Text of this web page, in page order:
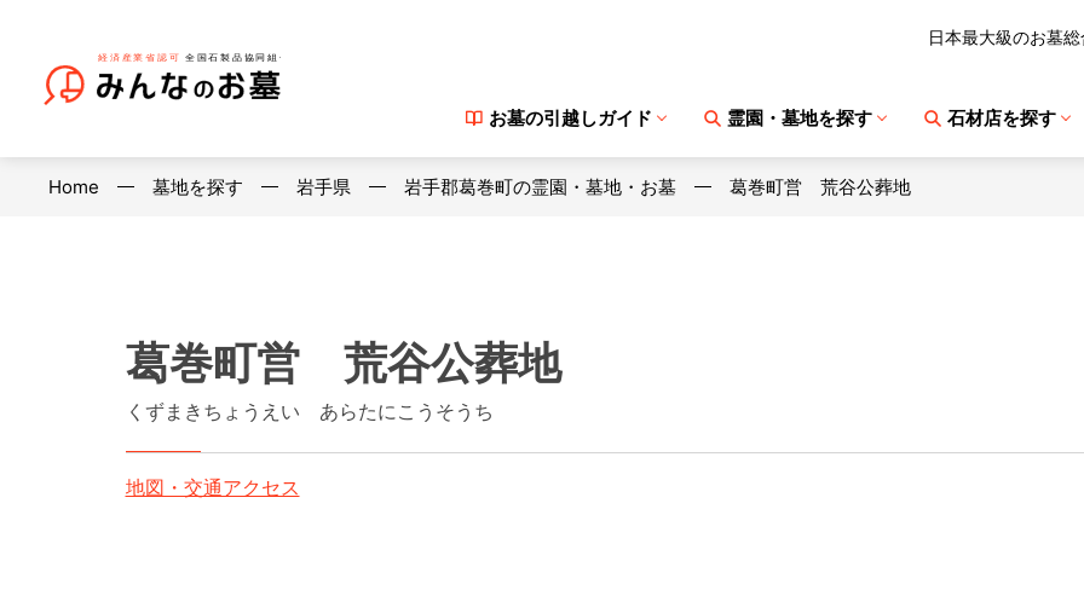
日本最大級のお墓
お墓の引越しガイド 霊園・墓地を探す 石材店を探す
Home 墓地を探す 岩手県 岩手郡葛巻町の霊園・墓地・お墓 葛巻町営 荒谷公葬地
葛巻町営 荒谷公葬地
くずまきちょうえい あらたにこうそうち
地図・交通アクセス